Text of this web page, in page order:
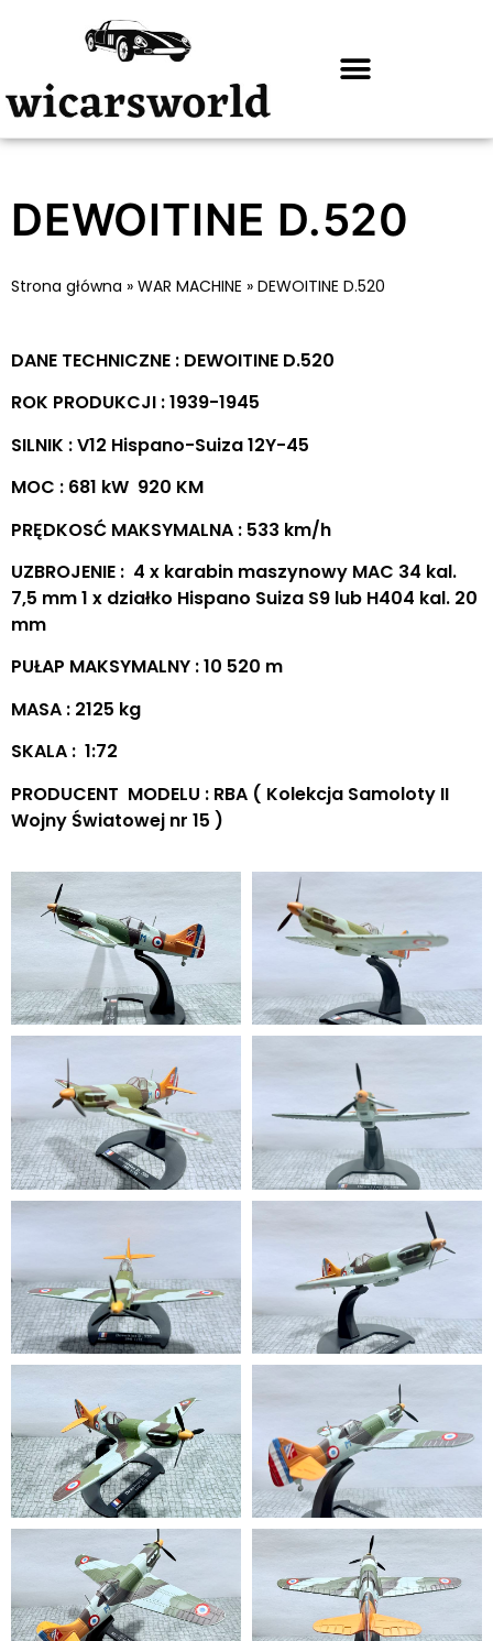
DEWOITINE D.520
Strona główna » WAR MACHINE » DEWOITINE D.520
DANE TECHNICZNE : DEWOITINE D.520
ROK PRODUKCJI : 1939-1945
SILNIK : V12 Hispano-Suiza 12Y-45
MOC : 681 kW 920 KM
PRĘDKOSĆ MAKSYMALNA : 533 km/h
UZBROJENIE : 4 x karabin maszynowy MAC 34 kal.
7,5 mm 1 x działko Hispano Suiza S9 lub H404 kal. 20
mm
PUŁAP MAKSYMALNY : 10 520 m
MASA : 2125 kg
SKALA : 1:72
PRODUCENT MODELU : RBA ( Kolekcja Samoloty II
Wojny Światowej nr 15 )